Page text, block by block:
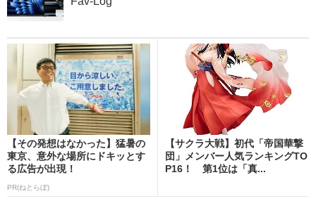
【その発想はなかった】猛暑の
東京、意外な場所にドキッとす
る広告が出現！
PR(ねとらぼ)
【サクラ大戦】初代「帝国華撃
団」メンバー人気ランキングTO
P16！ 第1位は「真...